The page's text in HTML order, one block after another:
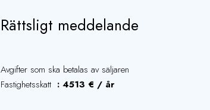
Rättsligt meddelande
Avgifter som ska betalas av säljaren
Fastighetsskatt
4513 € / år